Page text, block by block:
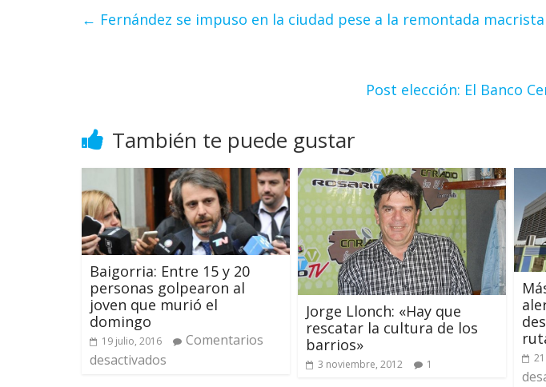
← Fernández se impuso en la ciudad pese a la remontada macrista
Post elección: El Banco
También te puede gustar
Baigorria: Entre 15 y 20
personas golpearon al
joven que murió el
domingo
19 julio, 2016
Comentarios
desactivados
Jorge Llonch: «Hay que
rescatar la cultura de los
barrios»
3 noviembre, 2012 1